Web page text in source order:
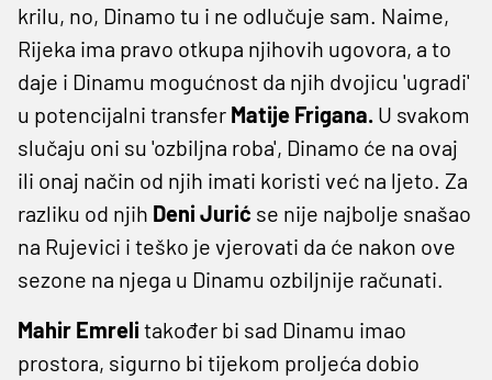
krilu, no, Dinamo tu i ne odlučuje sam. Naime,
Rijeka ima pravo otkupa njihovih ugovora, a to
daje i Dinamu mogućnost da njih dvojicu 'ugradi'
u potencijalni transfer Matije Frigana. U svakom
slučaju oni su 'ozbiljna roba', Dinamo će na ovaj
ili onaj način od njih imati koristi već na ljeto. Za
razliku od njih Deni Jurić se nije najbolje snašao
na Rujevici i teško je vjerovati da će nakon ove
sezone na njega u Dinamu ozbiljnije računati.
Mahir Emreli također bi sad Dinamu imao
prostora, sigurno bi tijekom proljeća dobio